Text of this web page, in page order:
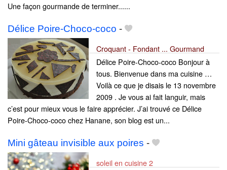
Une façon gourmande de terminer......
Délice Poire-Choco-coco -
Croquant - Fondant ... Gourmand
Délice Poire-Choco-coco Bonjour à
tous. Bienvenue dans ma cuisine …
Voilà ce que je disais le 13 novembre
2009 . Je vous ai fait languir, mais
c’est pour mieux vous le faire apprécier. J’ai trouvé ce Délice
Poire-Choco-coco chez Hanane, son blog est un...
Mini gâteau invisible aux poires -
soleil en cuisine 2